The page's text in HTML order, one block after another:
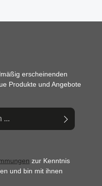
erscheinenden
Produkte und Angebote
zur Kenntnis
und bin mit ihnen